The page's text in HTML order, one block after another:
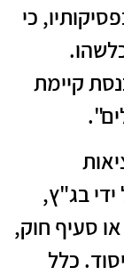
כי
קיימת
בג"ץ,
סעיף חוק,
כלל